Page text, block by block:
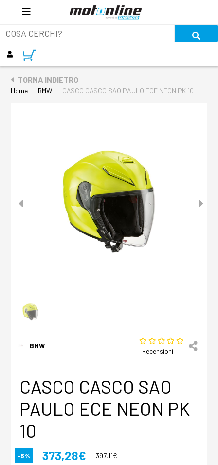
TORNA INDIETRO
Home- - BMW - - CASCO CASCO SAO PAULO ECE NEON PK 10
BMW
Recensioni
CASCO CASCO SAO
PAULO ECE NEON PK
10
-6% 373,28€ 397,11€